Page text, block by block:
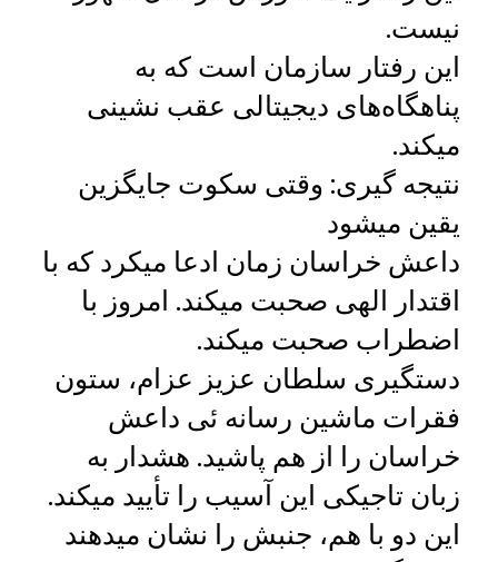
نیست.
این رفتار سازمان است که به
پناهگاه‌های دیجیتالی عقب ‌نشینی
میکند.
نتیجه‌ گیری: وقتی سکوت جایگزین
یقین میشود
داعش خراسان زمان ادعا میکرد که با
اقتدار الهی صحبت میکند. امروز با
اضطراب صحبت میکند.
دستگیری سلطان عزیز عزام، ستون
فقرات ماشین رسانه‌ ئی داعش
خراسان را از هم پاشید. هشدار به
زبان تاجیکی این آسیب را تأیید میکند.
این دو با هم، جنبش را نشان میدهند